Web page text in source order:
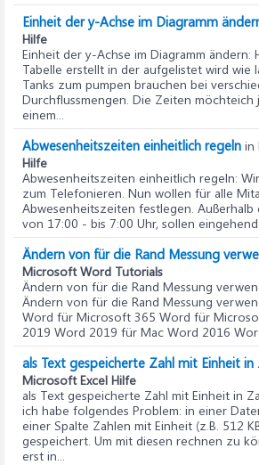
Einheit der y-Achse im Diagramm
Hilfe
Einheit der y-Achse im Diagramm ändern:
Tabelle erstellt in der aufgelistet wird wie
Tanks zum pumpen brauchen bei
Durchflussmengen. Die Zeiten
einem...
Abwesenheitszeiten einheitlich regeln in
Hilfe
Abwesenheitszeiten einheitlich regeln:
zum Telefonieren. Nun wollen für alle
Abwesenheitszeiten festlegen. Außerhalb
von 17:00 - bis 7:00 Uhr, sollen
Ändern von für die Rand Messung
Microsoft Word Tutorials
Ändern von für die Rand Messung
Ändern von für die Rand Messung
Word für Microsoft 365 Word für
2019 Word 2019 für Mac Word 2016
als Text gespeicherte Zahl mit Einheit
Microsoft Excel Hilfe
als Text gespeicherte Zahl mit Einheit in
ich habe folgendes Problem: in einer
einer Spalte Zahlen mit Einheit (z.B. 512
gespeichert. Um mit diesen rechnen zu
erst in...